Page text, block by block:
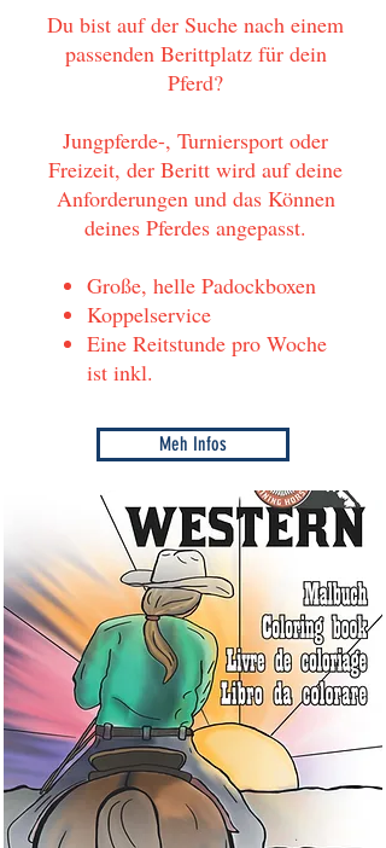
Du bist auf der Suche nach einem
passenden Berittplatz für dein
Pferd?
Jungpferde-, Turniersport oder
Freizeit, der Beritt wird auf deine
Anforderungen und das Können
deines Pferdes angepasst.
Große, helle Padockboxen
Koppelservice
Eine Reitstunde pro Woche
ist inkl.
Meh Infos